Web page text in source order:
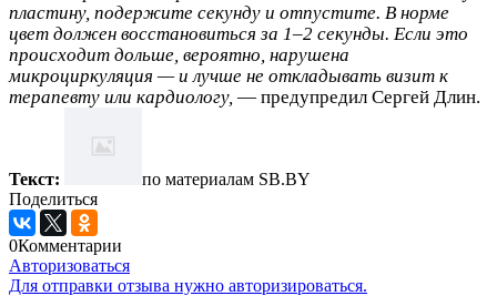
пластину, подержите секунду и отпустите. В норме
цвет должен восстановиться за 1–2 секунды. Если это
происходит дольше, вероятно, нарушена
микроциркуляция — и лучше не откладывать визит к
терапевту или кардиологу, — предупредил Сергей Длин.
Текст:
по материалам SB.BY
Поделиться
0Комментарии
Авторизоваться
Для отправки отзыва нужно авторизироваться.